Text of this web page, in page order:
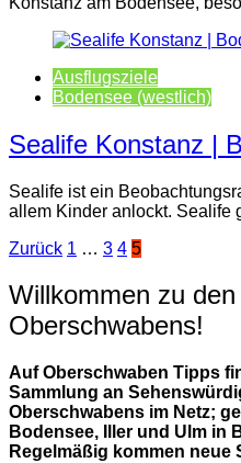
Ausflugsziele
Bodensee (westlich)
Sealife Konstanz |
Sealife ist ein
allem Kinder anlockt. Sealife
Seitennummerierung
der
Beiträge
Zurück 1 … 3 4 5
Willkommen zu
Oberschwabens!
Auf Oberschwaben Tipps
Sammlung an
Oberschwabens im Netz;
Bodensee, Iller und Ulm in
Regelmäßig kommen